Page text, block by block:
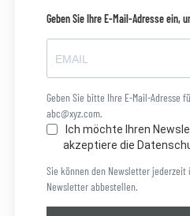
Geben Sie Ihre E-Mail-Adresse ein,
Geben Sie bitte Ihre E-Mail-Adresse
abc@xyz.com.
Ich möchte Ihren
akzeptiere die
Sie können den Newsletter
Newsletter abbestellen.